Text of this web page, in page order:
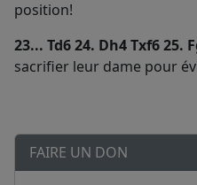
position!
23... Td6 24. Dh4 Txf6 25.
sacrifier leur dame pour
FAIRE UN DON